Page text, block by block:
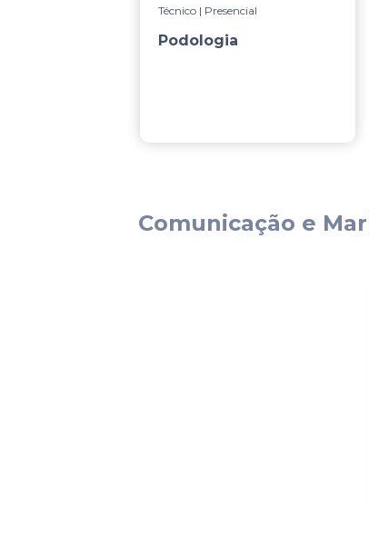
Técnico | Presencial
Podologia
Comunicação e